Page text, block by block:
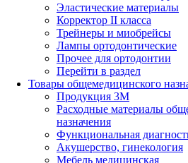
Эластические материалы
Корректор II класса
Трейнеры и миобрейсы
Лампы ортодонтические
Прочее для ортодонтии
Перейти в раздел
Товары общемедицинского
Продукция 3М
Расходные материалы
назначения
Функциональная
Акушерство, гинекология
Мебель медицинская